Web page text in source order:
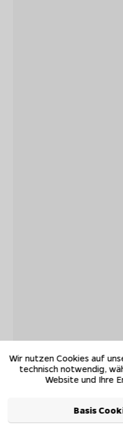
Wir nutzen Cookies auf
technisch notwendig,
Website und Ihre
Basis